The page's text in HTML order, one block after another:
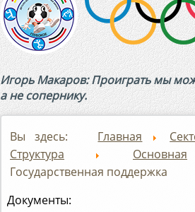
Игорь Макаров: Проиграть мы
а не сопернику.
Вы здесь: Главная
Структура
Основная
Государственная поддержка
Документы: